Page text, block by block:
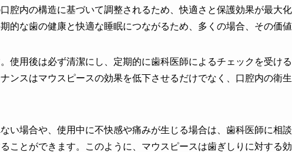
腔内の構造に基づいて調整されるため、快適さと保護効果が最大
な歯の健康と快適な睡眠につながるため、多くの場合、その価値
使用後は必ず清潔にし、定期的に歯科医師によるチェックを受け
ンスはマウスピースの効果を低下させるだけでなく、口腔内の衛
い場合や、使用中に不快感や痛みが生じる場合は、歯科医師に相
ことができます。このように、マウスピースは歯ぎしりに対する